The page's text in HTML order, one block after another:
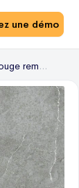
une démo
- Taille : T6)